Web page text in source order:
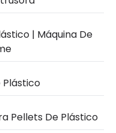
| Máquina De
Plástico
Pellets De Plástico